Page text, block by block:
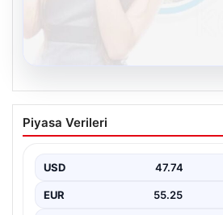
08.08.2026
Kelebek sohbet
İletişimin Seviyeli Adresi
Dijital ortamında insanların güvenli
Halen…
Piyasa Verileri
USD 47.74
EUR 55.25